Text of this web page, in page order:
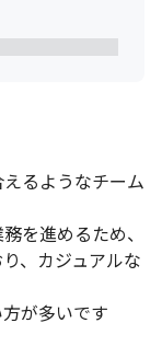
るようなチーム
を進めるため、
、カジュアルな
が多いです